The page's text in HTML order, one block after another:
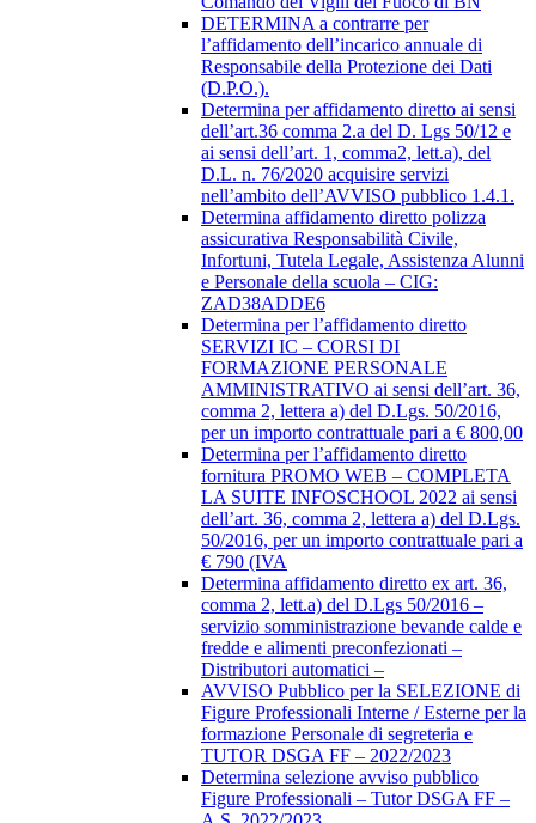
DETERMINA a contrarre per
l’affidamento dell’incarico annuale di
Responsabile della Protezione dei Dati
(D.P.O.).
Determina per affidamento diretto ai sensi
dell’art.36 comma 2.a del D. Lgs 50/12 e
ai sensi dell’art. 1, comma2, lett.a), del
D.L. n. 76/2020 acquisire servizi
nell’ambito dell’AVVISO pubblico 1.4.1.
Determina affidamento diretto polizza
assicurativa Responsabilità Civile,
Infortuni, Tutela Legale, Assistenza Alunni
e Personale della scuola – CIG:
ZAD38ADDE6
Determina per l’affidamento diretto
SERVIZI IC – CORSI DI
FORMAZIONE PERSONALE
AMMINISTRATIVO ai sensi dell’art. 36,
comma 2, lettera a) del D.Lgs. 50/2016,
per un importo contrattuale pari a € 800,00
Determina per l’affidamento diretto
fornitura PROMO WEB – COMPLETA
LA SUITE INFOSCHOOL 2022 ai sensi
dell’art. 36, comma 2, lettera a) del D.Lgs.
50/2016, per un importo contrattuale pari a
€ 790 (IVA
Determina affidamento diretto ex art. 36,
comma 2, lett.a) del D.Lgs 50/2016 –
servizio somministrazione bevande calde e
fredde e alimenti preconfezionati –
Distributori automatici –
AVVISO Pubblico per la SELEZIONE di
Figure Professionali Interne / Esterne per la
formazione Personale di segreteria e
TUTOR DSGA FF – 2022/2023
Determina selezione avviso pubblico
Figure Professionali – Tutor DSGA FF –